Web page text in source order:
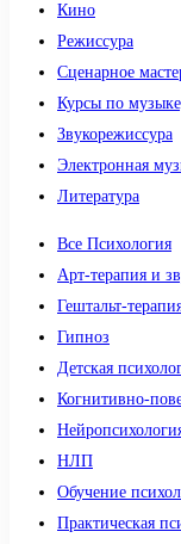
Кино
Режиссура
Сценарное
Курсы по
Звукорежиссура
Электронная
Литература
Все Психология
Арт-терапия и
Гештальт-
Гипноз
Детская
Когнитивно-
НЛП
Обучение
Практическая